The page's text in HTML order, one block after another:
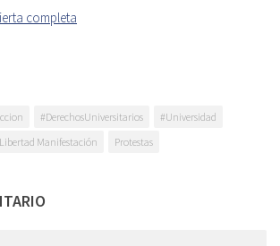
completa
#DerechosUniversitarios
#Universidad
Libertad Manifestación Protestas